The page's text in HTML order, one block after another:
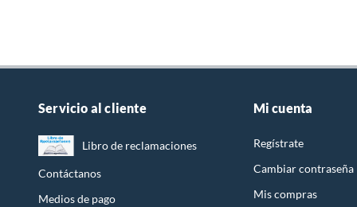
Servicio al cliente
Libro de reclamaciones
Contáctanos
Medios de pago
Mi cuenta
Regístrate
Cambiar contraseña
Mis compras